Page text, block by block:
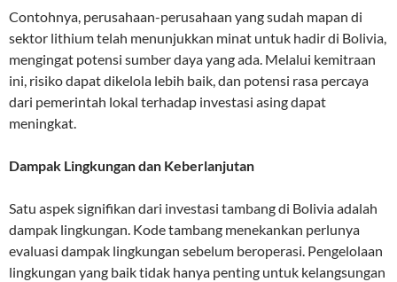
Contohnya, perusahaan-perusahaan yang sudah mapan di
sektor lithium telah menunjukkan minat untuk hadir di Bolivia,
mengingat potensi sumber daya yang ada. Melalui kemitraan
ini, risiko dapat dikelola lebih baik, dan potensi rasa percaya
dari pemerintah lokal terhadap investasi asing dapat
meningkat.
Dampak Lingkungan dan Keberlanjutan
Satu aspek signifikan dari investasi tambang di Bolivia adalah
dampak lingkungan. Kode tambang menekankan perlunya
evaluasi dampak lingkungan sebelum beroperasi. Pengelolaan
lingkungan yang baik tidak hanya penting untuk kelangsungan